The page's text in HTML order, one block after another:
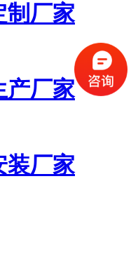
制厂家
产厂家
装厂家